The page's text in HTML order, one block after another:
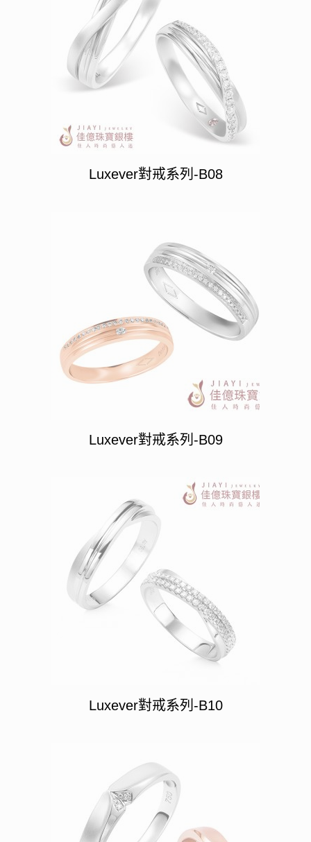
Luxever對戒系列-B08
Luxever對戒系列-B09
Luxever對戒系列-B10